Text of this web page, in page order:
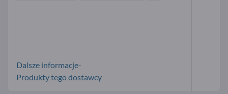
Dalsze informacje-
Produkty tego dostawcy